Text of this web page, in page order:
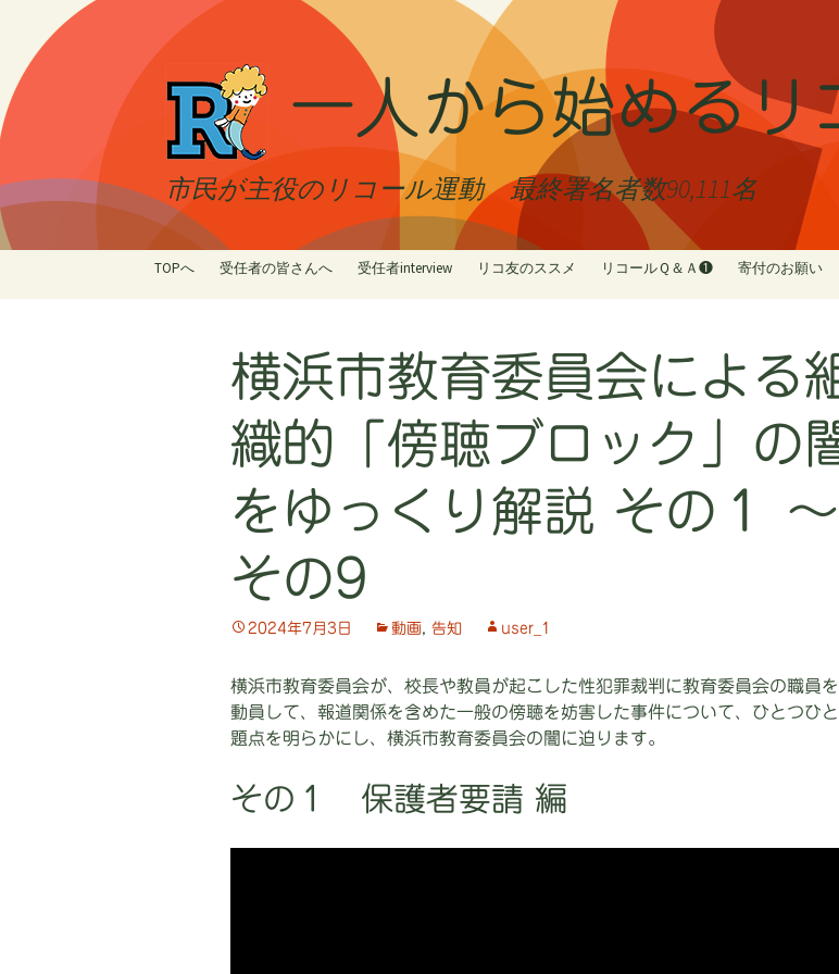
一人から始めるリ
市民が主役のリコール運動 最終署名者数90,111名
コ
TOPへ 受任者の皆さんへ 受任者interview
リコ友のススメ
リコ友紹介
リコールＱ＆Ａ❶
Ｑ＆Ａ❷☆受任者について☆
Ｑ＆Ａ❹☆解職投票について
☆
Ｑ＆Ａ❺☆地方自治法☆
寄付のお願い
横浜市教育委員会による
織的「傍聴ブロック」の
をゆっくり解説 その１ ～
その9
2024年7月3日 動画, 告知 user_1
横浜市教育委員会が、校長や教員が起こした性犯罪裁判に教育委員会の職員
動員して、報道関係を含めた一般の傍聴を妨害した事件について、ひとつひ
題点を明らかにし、横浜市教育委員会の闇に迫ります。
その１ 保護者要請 編